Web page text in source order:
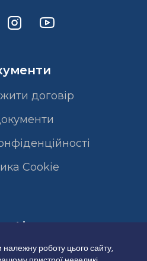
договір
Cookie
роботу цього сайту,